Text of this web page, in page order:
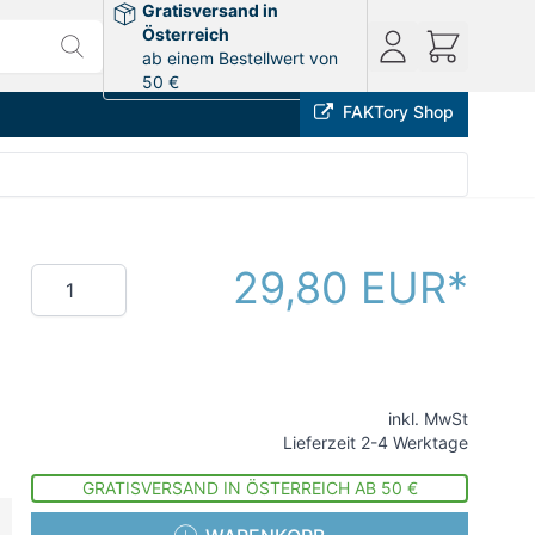
Gratisversand in
Österreich
ab einem Bestellwert von
50 €
FAKTory Shop
Menge 29,80 EUR
inkl. MwSt
Lieferzeit 2-4 Werktage
GRATISVERSAND IN ÖSTERREICH AB 50 €